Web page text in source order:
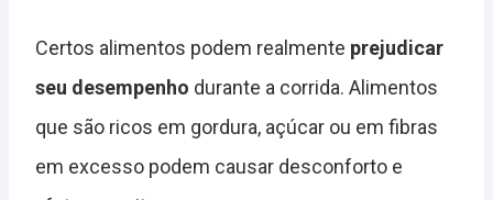
Certos alimentos podem realmente prejudicar
seu desempenho durante a corrida. Alimentos
que são ricos em gordura, açúcar ou em fibras
em excesso podem causar desconforto e